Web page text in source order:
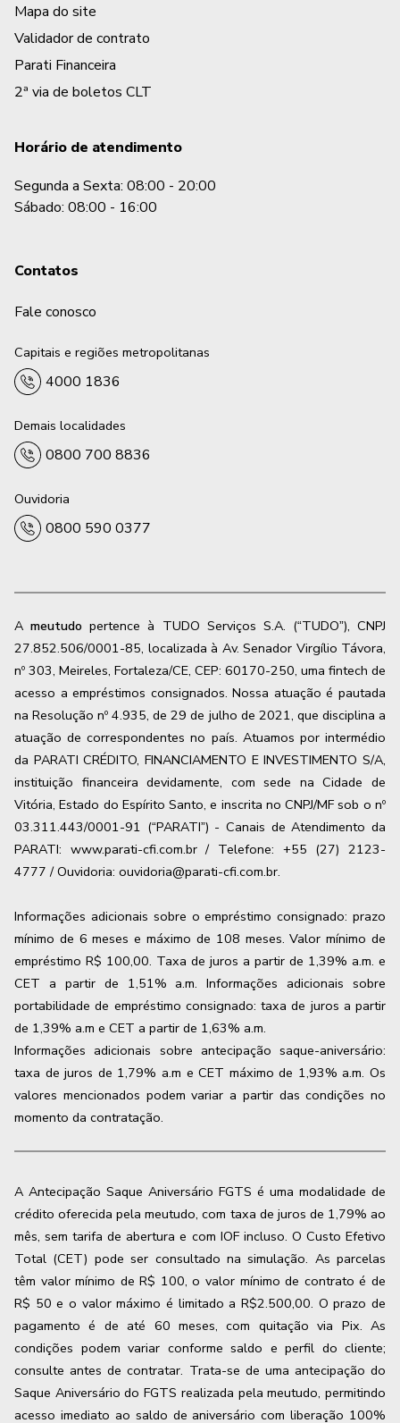
Mapa do site
Validador de contrato
Parati Financeira
2ª via de boletos CLT
Horário de atendimento
Segunda a Sexta: 08:00 - 20:00
Sábado: 08:00 - 16:00
Contatos
Fale conosco
Capitais e regiões metropolitanas
4000 1836
Demais localidades
0800 700 8836
Ouvidoria
0800 590 0377
Ameutudo pertence à TUDO Serviços S.A. (“TUDO”), CNPJ
27.852.506/0001-85, localizada à Av. Senador Virgílio Távora,
nº 303, Meireles, Fortaleza/CE, CEP: 60170-250, uma fintech de
acesso a empréstimos consignados. Nossa atuação é pautada
na Resolução nº 4.935, de 29 de julho de 2021, que disciplina a
atuação de correspondentes no país. Atuamos por intermédio
da PARATI CRÉDITO, FINANCIAMENTO E INVESTIMENTO S/A,
instituição financeira devidamente, com sede na Cidade de
Vitória, Estado do Espírito Santo, e inscrita no CNPJ/MF sob o nº
03.311.443/0001-91 (“PARATI”) - Canais de Atendimento da
PARATI: www.parati-cfi.com.br / Telefone: +55 (27) 2123-
4777 / Ouvidoria: ouvidoria@parati-cfi.com.br.
Informações adicionais sobre o empréstimo consignado: prazo
mínimo de 6 meses e máximo de 108 meses. Valor mínimo de
empréstimo R$ 100,00. Taxa de juros a partir de 1,39% a.m. e
CET a partir de 1,51% a.m. Informações adicionais sobre
portabilidade de empréstimo consignado: taxa de juros a partir
de 1,39% a.m e CET a partir de 1,63% a.m.
Informações adicionais sobre antecipação saque-aniversário:
taxa de juros de 1,79% a.m e CET máximo de 1,93% a.m. Os
valores mencionados podem variar a partir das condições no
momento da contratação.
A Antecipação Saque Aniversário FGTS é uma modalidade de
crédito oferecida pela meutudo, com taxa de juros de 1,79% ao
mês, sem tarifa de abertura e com IOF incluso. O Custo Efetivo
Total (CET) pode ser consultado na simulação. As parcelas
têm valor mínimo de R$ 100, o valor mínimo de contrato é de
R$ 50 e o valor máximo é limitado a R$2.500,00. O prazo de
pagamento é de até 60 meses, com quitação via Pix. As
condições podem variar conforme saldo e perfil do cliente;
consulte antes de contratar. Trata-se de uma antecipação do
Saque Aniversário do FGTS realizada pela meutudo, permitindo
acesso imediato ao saldo de aniversário com liberação 100%